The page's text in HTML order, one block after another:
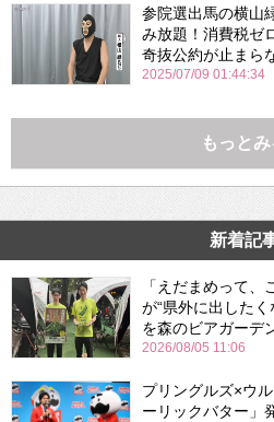
参院選出馬の横山
み放題！消費税ゼ
奇抜公約が止まら
2025/07/09 01:44:34
もっとみ
新着記
「えだまめって
が“県外に出した
を森のビアガーデ
2026/08/05 11:06
プリングルズ×ウ
ーリックバター